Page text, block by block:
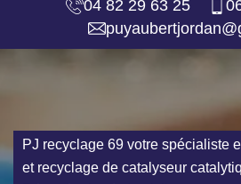
04 82 29 63 25
PJ recyclage 69 votre spécialiste
et recyclage de catalyseur